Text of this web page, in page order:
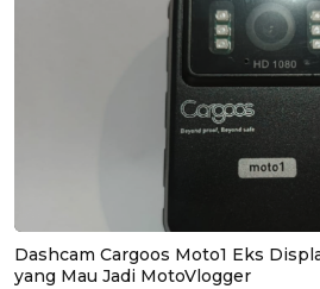
Dashcam Cargoos Moto1 Eks
yang Mau Jadi MotoVlogger